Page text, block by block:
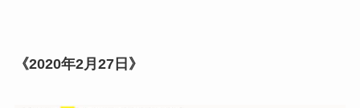
《2020年2月27日》